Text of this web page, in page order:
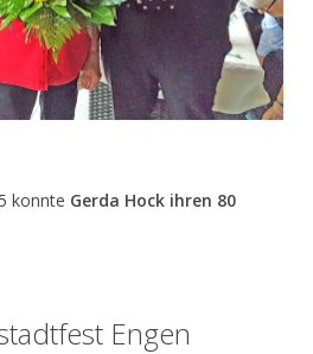
konnte Gerda Hock ihren 80
Engen